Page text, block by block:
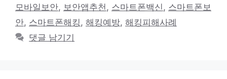
리
그
모바일보안, 보안앱추천 , 스마트폰백신 , 스마트폰보
안, 스마트폰해킹 , 해킹예방, 해킹피해사례
댓글 남기기